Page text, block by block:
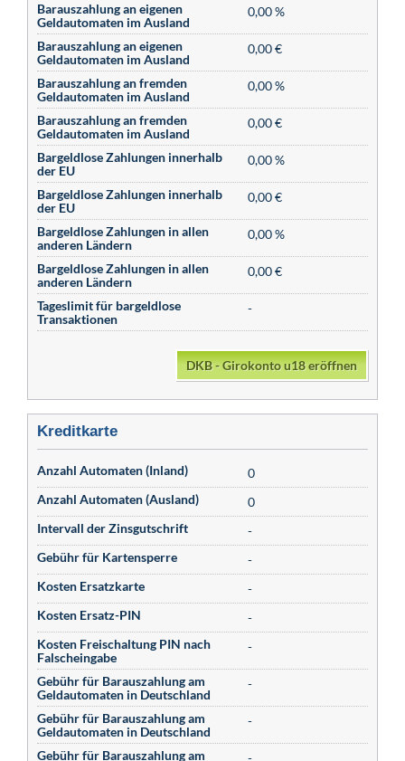
Barauszahlung an eigenen
Geldautomaten im Ausland
0,00 %
Barauszahlung an eigenen
Geldautomaten im Ausland
0,00 €
Barauszahlung an fremden
Geldautomaten im Ausland
0,00 %
Barauszahlung an fremden
Geldautomaten im Ausland
0,00 €
Bargeldlose Zahlungen innerhalb
der EU
0,00 %
Bargeldlose Zahlungen innerhalb
der EU
0,00 €
Bargeldlose Zahlungen in allen
anderen Ländern
0,00 %
Bargeldlose Zahlungen in allen
anderen Ländern
0,00 €
Tageslimit für bargeldlose
Transaktionen
-
DKB - Girokonto u18 eröffnen
Kreditkarte
Anzahl Automaten (Inland)
0
Anzahl Automaten (Ausland)
0
Intervall der Zinsgutschrift
-
Gebühr für Kartensperre
-
Kosten Ersatzkarte
-
Kosten Ersatz-PIN
-
Kosten Freischaltung PIN nach
Falscheingabe
-
Gebühr für Barauszahlung am
Geldautomaten in Deutschland
-
Gebühr für Barauszahlung am
Geldautomaten in Deutschland
-
Gebühr für Barauszahlung am
-